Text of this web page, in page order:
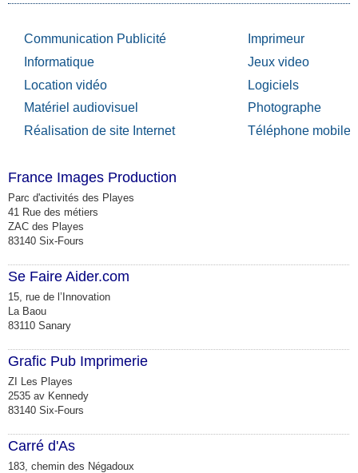
Communication Publicité
Imprimeur
Informatique
Jeux video
Location vidéo
Logiciels
Matériel audiovisuel
Photographe
Réalisation de site Internet
Téléphone mobile
France Images Production
Parc d'activités des Playes
41 Rue des métiers
ZAC des Playes
83140 Six-Fours
Se Faire Aider.com
15, rue de l’Innovation
La Baou
83110 Sanary
Grafic Pub Imprimerie
ZI Les Playes
2535 av Kennedy
83140 Six-Fours
Carré d'As
183, chemin des Négadoux